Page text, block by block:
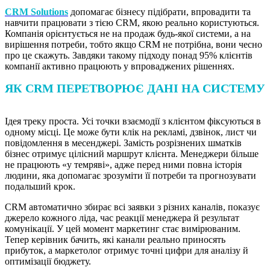
CRM Solutions допомагає бізнесу підібрати, впровадити та
навчити працювати з тією CRM, якою реально користуються.
Компанія орієнтується не на продаж будь-якої системи, а на
вирішення потреби, тобто якщо CRM не потрібна, вони чесно
про це скажуть. Завдяки такому підходу понад 95% клієнтів
компанії активно працюють у впроваджених рішеннях.
ЯК CRM ПЕРЕТВОРЮЄ ДАНІ НА СИСТЕМУ
Ідея треку проста. Усі точки взаємодії з клієнтом фіксуються в
одному місці. Це може бути клік на рекламі, дзвінок, лист чи
повідомлення в месенджері. Замість розрізнених шматків
бізнес отримує цілісний маршрут клієнта. Менеджери більше
не працюють «у темряві», адже перед ними повна історія
людини, яка допомагає зрозуміти її потреби та прогнозувати
подальший крок.
CRM автоматично збирає всі заявки з різних каналів, показує
джерело кожного ліда, час реакції менеджера й результат
комунікації. У цей момент маркетинг стає вимірюваним.
Тепер керівник бачить, які канали реально приносять
прибуток, а маркетолог отримує точні цифри для аналізу й
оптимізації бюджету.